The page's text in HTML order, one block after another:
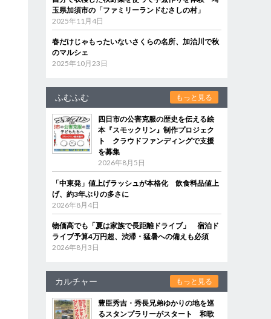
玉県加須市の「ファミリーランドむさしの村」
2025年11月4日
春だけじゃもったいないさくらの名所、加治川で秋
のマルシェ
2025年10月23日
ふむふむ もっと見る
四日市の公害克服の歴史を伝える絵
本『スモックリン』制作プロジェク
ト クラウドファンディングで支援
を募集
2026年8月5日
「中東発」値上げラッシュが本格化 飲食料品値上
げ、約3年ぶりの多さに
2026年8月4日
物価高でも「夏は家族で長距離ドライブ」 宿泊ド
ライブ予算4万円超、渋滞・猛暑への備えも必須
2026年8月3日
カルチャー もっと見る
豊臣秀吉・秀長兄弟ゆかりの地を巡
るスタンプラリーがスタート 和歌